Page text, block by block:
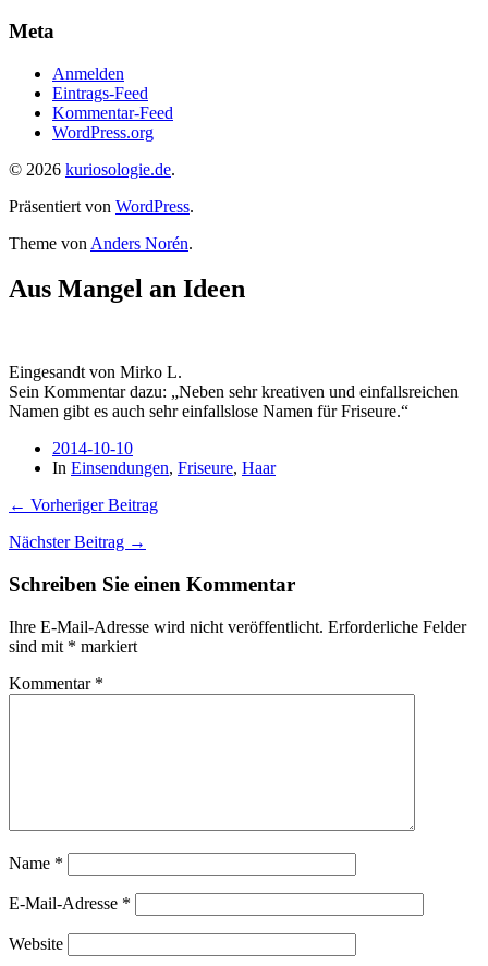
Meta
Anmelden
Eintrags-Feed
Kommentar-Feed
WordPress.org
© 2026 kuriosologie.de.
Präsentiert von WordPress.
Theme von Anders Norén.
Aus Mangel an Ideen
Eingesandt von Mirko L.
Sein Kommentar dazu: „Neben sehr kreativen und einfallsreichen
Namen gibt es auch sehr einfallslose Namen für Friseure.“
2014-10-10
In Einsendungen, Friseure, Haar
← Vorheriger Beitrag
Nächster Beitrag →
Schreiben Sie einen Kommentar
Ihre E-Mail-Adresse wird nicht veröffentlicht. Erforderliche Felder
sind mit * markiert
Kommentar *
Name *
E-Mail-Adresse *
Website